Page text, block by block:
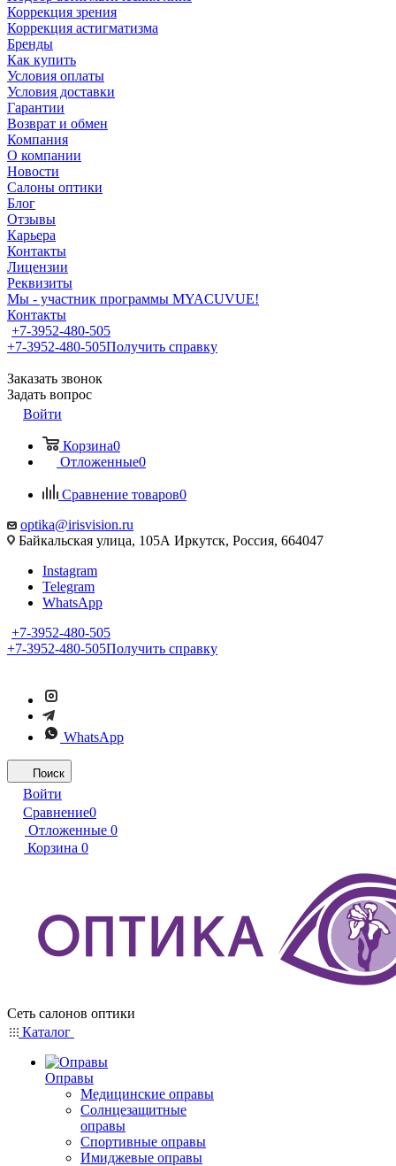
Коррекция зрения
Коррекция астигматизма
Бренды
Как купить
Условия оплаты
Условия доставки
Гарантии
Возврат и обмен
Компания
О компании
Новости
Салоны оптики
Блог
Отзывы
Карьера
Контакты
Лицензии
Реквизиты
Мы - участник программы MYACUVUE!
Контакты
+7-3952-480-505
+7-3952-480-505Получить справку
Заказать звонок
Задать вопрос
Войти
Корзина0
Отложенные0
Сравнение товаров0
optika@irisvision.ru
Байкальская улица, 105А Иркутск, Россия, 664047
Instagram
Telegram
WhatsApp
+7-3952-480-505
+7-3952-480-505Получить справку
WhatsApp
Поиск
Войти
Сравнение0
Отложенные 0
Корзина 0
Сеть салонов оптики
Каталог
Оправы
Медицинские оправы
Солнцезащитные
оправы
Спортивные оправы
Имиджевые оправы